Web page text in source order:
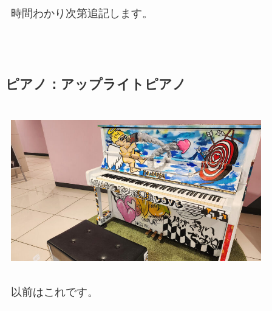
時間わかり次第追記します。
ピアノ：アップライトピアノ
以前はこれです。